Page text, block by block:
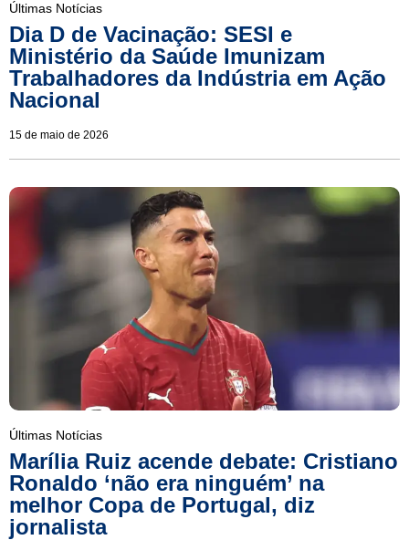
Últimas Notícias
Dia D de Vacinação: SESI e
Ministério da Saúde Imunizam
Trabalhadores da Indústria em Ação
Nacional
15 de maio de 2026
Últimas Notícias
Marília Ruiz acende debate: Cristiano
Ronaldo ‘não era ninguém’ na
melhor Copa de Portugal, diz
jornalista